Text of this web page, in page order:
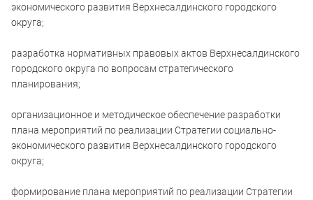
экономического развития Верхнесалдинского городского
округа;
разработка нормативных правовых актов Верхнесалдинского
городского округа по вопросам стратегического
планирования;
организационное и методическое обеспечение разработки
плана мероприятий по реализации Стратегии социально-
экономического развития Верхнесалдинского городского
округа;
формирование плана мероприятий по реализации Стратегии